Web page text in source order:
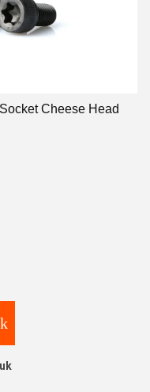
Cheese Head